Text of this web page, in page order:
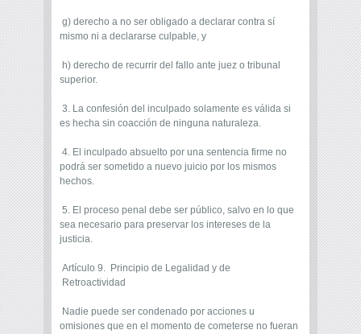
g) derecho a no ser obligado a declarar contra sí
mismo ni a declararse culpable, y
h) derecho de recurrir del fallo ante juez o tribunal
superior.
3. La confesión del inculpado solamente es válida si
es hecha sin coacción de ninguna naturaleza.
4. El inculpado absuelto por una sentencia firme no
podrá ser sometido a nuevo juicio por los mismos
hechos.
5. El proceso penal debe ser público, salvo en lo que
sea necesario para preservar los intereses de la
justicia.
Artículo 9. Principio de Legalidad y de
Retroactividad
Nadie puede ser condenado por acciones u
omisiones que en el momento de cometerse no fueran